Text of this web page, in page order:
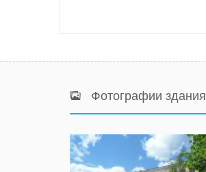
Фотографии здания